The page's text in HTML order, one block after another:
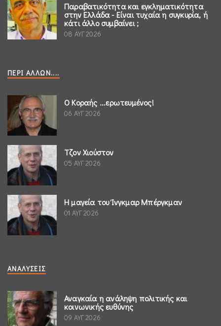
Παραβατικότητα και εγκληματικότητα
στην Ελλάδα - Είναι τυχαία η συγκυρία, ή
κάτι άλλο συμβαίνει ;
08 ΑΥΓ 2026
ΠΕΡΊ ΆΛΛΩΝ....
Ο Κοραής ...ερωτευμένος!
06 ΑΥΓ 2026
Τζον Χιούστον
05 ΑΥΓ 2026
Η μαγεία του Ίνγκμαρ Μπέργκμαν
01 ΑΥΓ 2026
ΑΝΑΛΎΣΕΙΣ
Αναγκαία η ανάληψη πολιτικής και
κοινωνικής ευθύνης
09 ΑΥΓ 2026